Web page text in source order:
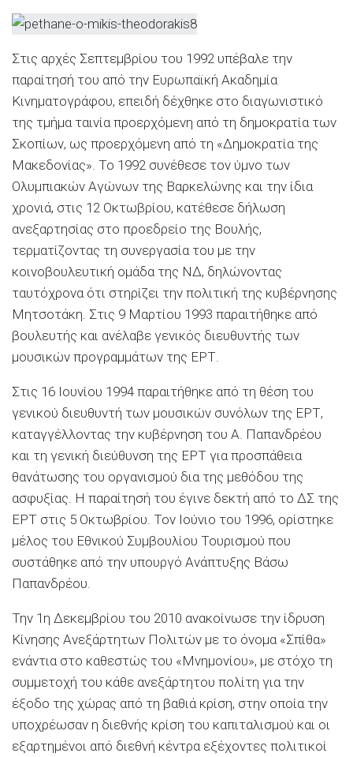
Στις αρχές Σεπτεμβρίου του 1992 υπέβαλε την
παραίτησή του από την Ευρωπαϊκή Ακαδημία
Κινηματογράφου, επειδή δέχθηκε στο διαγωνιστικό
της τμήμα ταινία προερχόμενη από τη δημοκρατία των
Σκοπίων, ως προερχόμενη από τη «Δημοκρατία της
Μακεδονίας». Το 1992 συνέθεσε τον ύμνο των
Ολυμπιακών Αγώνων της Βαρκελώνης και την ίδια
χρονιά, στις 12 Οκτωβρίου, κατέθεσε δήλωση
ανεξαρτησίας στο προεδρείο της Βουλής,
τερματίζοντας τη συνεργασία του με την
κοινοβουλευτική ομάδα της ΝΔ, δηλώνοντας
ταυτόχρονα ότι στηρίζει την πολιτική της κυβέρνησης
Μητσοτάκη. Στις 9 Μαρτίου 1993 παραιτήθηκε από
βουλευτής και ανέλαβε γενικός διευθυντής των
μουσικών προγραμμάτων της ΕΡΤ.
Στις 16 Ιουνίου 1994 παραιτήθηκε από τη θέση του
γενικού διευθυντή των μουσικών συνόλων της ΕΡΤ,
καταγγέλλοντας την κυβέρνηση του Α. Παπανδρέου
και τη γενική διεύθυνση της ΕΡΤ για προσπάθεια
θανάτωσης του οργανισμού δια της μεθόδου της
ασφυξίας. Η παραίτησή του έγινε δεκτή από το ΔΣ της
ΕΡΤ στις 5 Οκτωβρίου. Τον Ιούνιο του 1996, ορίστηκε
μέλος του Εθνικού Συμβουλίου Τουρισμού που
συστάθηκε από την υπουργό Ανάπτυξης Βάσω
Παπανδρέου.
Την 1η Δεκεμβρίου του 2010 ανακοίνωσε την ίδρυση
Κίνησης Ανεξάρτητων Πολιτών με το όνομα «Σπίθα»
ενάντια στο καθεστώς του «Μνημονίου», με στόχο τη
συμμετοχή του κάθε ανεξάρτητου πολίτη για την
έξοδο της χώρας από τη βαθιά κρίση, στην οποία την
υποχρέωσαν η διεθνής κρίση του καπιταλισμού και οι
εξαρτημένοι από διεθνή κέντρα εξέχοντες πολιτικοί